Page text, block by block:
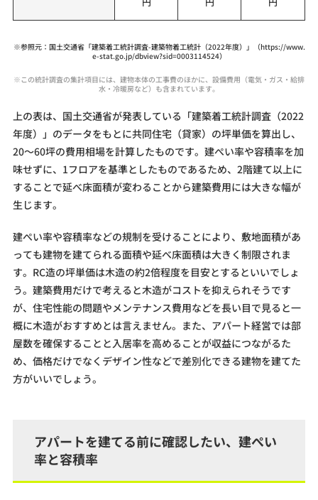
※参照元：国土交通省「建築着工統計調査-建築物着工統計（2022年度）」（https://www.
e-stat.go.jp/dbview?sid=0003114524）
※この統計調査の集計項目には、建物本体の工事費のほかに、設備費用（電気・ガス・給排
水・冷暖房など）も含まれています。
上の表は、国土交通省が発表している「建築着工統計調査（2022
年度）」のデータをもとに共同住宅（貸家）の坪単価を算出し、
20～60坪の費用相場を計算したものです。建ぺい率や容積率を加
味せずに、1フロアを基準としたものであるため、2階建て以上に
することで延べ床面積が変わることから建築費用には大きな幅が
生じます。
建ぺい率や容積率などの規制を受けることにより、敷地面積があ
っても建物を建てられる面積や延べ床面積は大きく制限されま
す。RC造の坪単価は木造の約2倍程度を目安とするといいでしょ
う。建築費用だけで考えると木造がコストを抑えられそうです
が、住宅性能の問題やメンテナンス費用などを長い目で見ると一
概に木造がおすすめとは言えません。また、アパート経営では部
屋数を確保することと入居率を高めることが収益につながるた
め、価格だけでなくデザイン性などで差別化できる建物を建てた
方がいいでしょう。
アパートを建てる前に確認したい、建ぺい
率と容積率